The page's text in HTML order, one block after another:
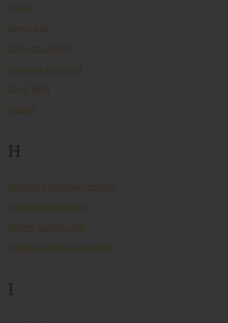
Garov
Garov xati
Garovga oluvchi
Garovga qo’yuvchi
Good faith
Gudvill
H
Hisob ma’lumotlari xizmati
Hisobvaraq-faktura
Hokim yordamchisi
Hosilaviy moliya vositalari
I